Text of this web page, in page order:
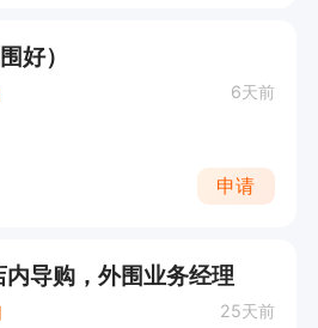
好）
6天前
申请
导购，外围业务经理
25天前